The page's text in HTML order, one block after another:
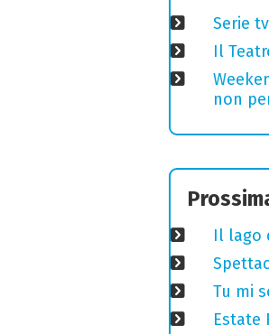
Serie
Il
non
Il lago
Tu mi
Estate